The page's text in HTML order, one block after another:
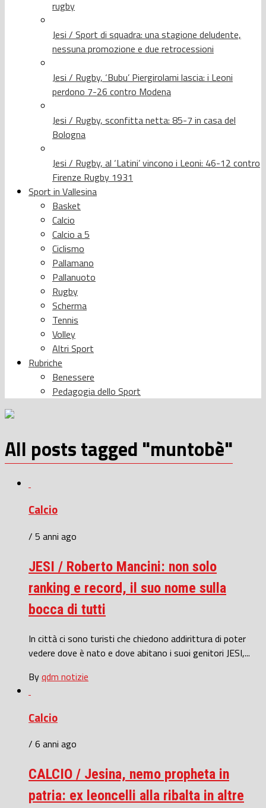
rugby
Jesi / Sport di squadra: una stagione deludente,
nessuna promozione e due retrocessioni
Jesi / Rugby, ‘Bubu’ Piergirolami lascia: i Leoni
perdono 7-26 contro Modena
Jesi / Rugby, sconfitta netta: 85-7 in casa del
Bologna
Jesi / Rugby, al ‘Latini’ vincono i Leoni: 46-12 contro
Firenze Rugby 1931
Sport in Vallesina
Basket
Calcio
Calcio a 5
Ciclismo
Pallamano
Pallanuoto
Rugby
Scherma
Tennis
Volley
Altri Sport
Rubriche
Benessere
Pedagogia dello Sport
All posts tagged "muntobè"
Calcio
/ 5 anni ago
JESI / Roberto Mancini: non solo
ranking e record, il suo nome sulla
bocca di tutti
In città ci sono turisti che chiedono addirittura di poter
vedere dove è nato e dove abitano i suoi genitori JESI,...
Byqdm notizie
Calcio
/ 6 anni ago
CALCIO / Jesina, nemo propheta in
patria: ex leoncelli alla ribalta in altre